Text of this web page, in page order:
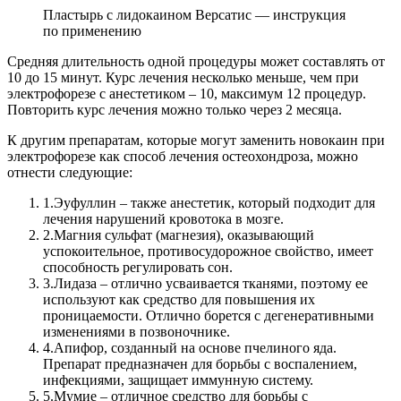
Пластырь с лидокаином Версатис — инструкция
по применению
Средняя длительность одной процедуры может составлять от
10 до 15 минут. Курс лечения несколько меньше, чем при
электрофорезе с анестетиком – 10, максимум 12 процедур.
Повторить курс лечения можно только через 2 месяца.
К другим препаратам, которые могут заменить новокаин при
электрофорезе как способ лечения остеохондроза, можно
отнести следующие:
1.Эуфуллин – также анестетик, который подходит для
лечения нарушений кровотока в мозге.
2.Магния сульфат (магнезия), оказывающий
успокоительное, противосудорожное свойство, имеет
способность регулировать сон.
3.Лидаза – отлично усваивается тканями, поэтому ее
используют как средство для повышения их
проницаемости. Отлично борется с дегенеративными
изменениями в позвоночнике.
4.Апифор, созданный на основе пчелиного яда.
Препарат предназначен для борьбы с воспалением,
инфекциями, защищает иммунную систему.
5.Мумие – отличное средство для борьбы с